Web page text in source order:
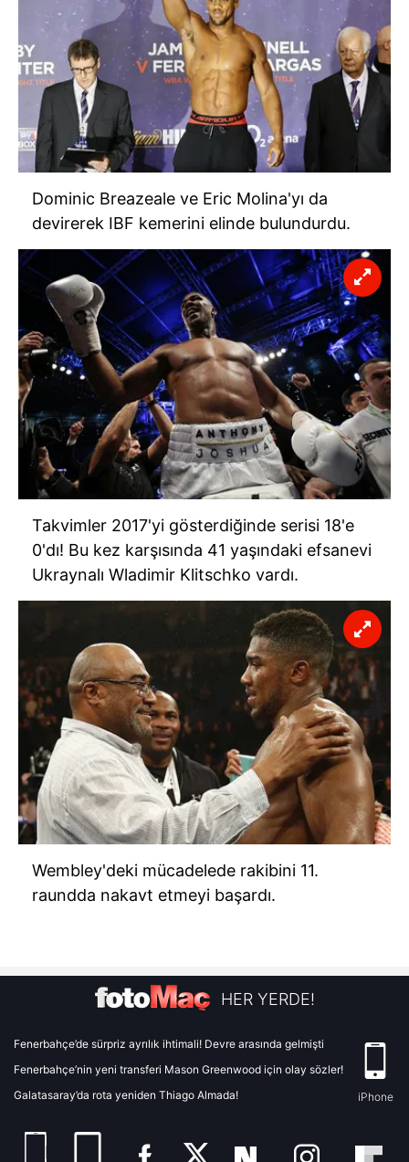
Dominic Breazeale ve Eric Molina'yı da
devirerek IBF kemerini elinde bulundurdu.
Takvimler 2017'yi gösterdiğinde serisi 18'e
0'dı! Bu kez karşısında 41 yaşındaki efsanevi
Ukraynalı Wladimir Klitschko vardı.
Wembley'deki mücadelede rakibini 11.
raundda nakavt etmeyi başardı.
HER YERDE!
Fenerbahçe’de sürpriz ayrılık ihtimali! Devre arasında gelmişti
Fenerbahçe’nin yeni transferi Mason Greenwood için olay sözler!
Galatasaray’da rota yeniden Thiago Almada!
iPhone